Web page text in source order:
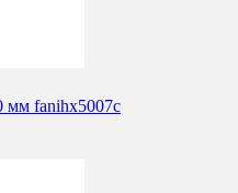
мм fanihx5007c